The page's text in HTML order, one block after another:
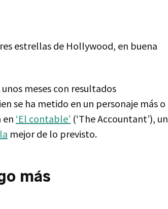
estrellas de Hollywood, en buena
meses con resultados
se ha metido en un personaje más o
en ‘El contable’ (‘The Accountant’), un
mejor de lo previsto.
más